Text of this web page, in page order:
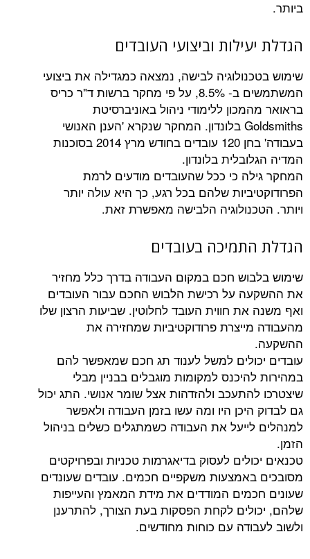
וביצועי העובדים
לבישה, נמצאה כמגדילה את ביצועי
המשתמשים ב- 8.5%, על פי מחקר ברשות ד"ר כריס
ללימודי ניהול באוניברסיטת
Goldsmiths בלונדון. המחקר שנקרא 'הענן האנושי
בעבודה' בחן 120 עובדים בחודש מרץ 2014 בסוכנות
בלונדון.
כי ככל שהעובדים מודעים לרמת
שלהם בכל רגע, כך היא עולה יותר
הלבישה מאפשרת זאת.
בעובדים
חכם במקום העבודה בדרך כלל מחזיר
על רכישת הלבוש החכם עבור העובדים
חווית העובד לחלוטין. שביעות הרצון שלו
פרודוקטיביות שמחזירה את
למשל לענוד תג חכם שמאפשר להם
למקומות מוגבלים בבניין מבלי
ולהזדהות אצל שומר אנושי. התג יכול
היו ומה עשו בזמן העבודה ולאפשר
את העבודה כשמתגלים כשלים בניהול
לעסוק בדיאגרמות טכניות ובפרויקטים
משקפיים חכמים. עובדים שעונדים
המודדים את מידת המאמץ והעייפות
לקחת הפסקות בעת הצורך, להתרענן
עם כוחות מחודשים.